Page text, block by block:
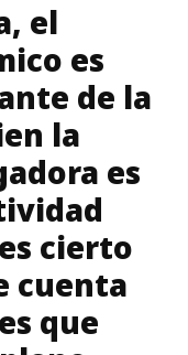
el
es
de la
la
es
cierto
cuenta
que